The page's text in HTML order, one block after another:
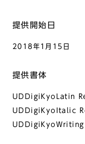
提供開始日
2018年1月15日
提供書体
UDDigiKyoLatin
UDDigiKyoItalic
UDDigiKyoWriting